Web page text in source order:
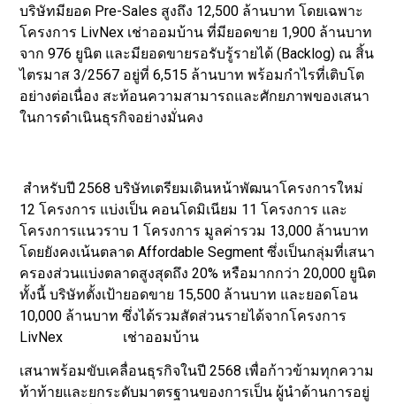
บริษัทมียอด Pre-Sales สูงถึง 12,500 ล้านบาท โดยเฉพาะ
โครงการ LivNex เช่าออมบ้าน ที่มียอดขาย 1,900 ล้านบาท
จาก 976 ยูนิต และมียอดขายรอรับรู้รายได้ (Backlog) ณ สิ้น
ไตรมาส 3/2567 อยู่ที่ 6,515 ล้านบาท พร้อมกำไรที่เติบโต
อย่างต่อเนื่อง สะท้อนความสามารถและศักยภาพของเสนา
ในการดำเนินธุรกิจอย่างมั่นคง
สำหรับปี 2568 บริษัทเตรียมเดินหน้าพัฒนาโครงการใหม่
12 โครงการ แบ่งเป็น คอนโดมิเนียม 11 โครงการ และ
โครงการแนวราบ 1 โครงการ มูลค่ารวม 13,000 ล้านบาท
โดยยังคงเน้นตลาด Affordable Segment ซึ่งเป็นกลุ่มที่เสนา
ครองส่วนแบ่งตลาดสูงสุดถึง 20% หรือมากกว่า 20,000 ยูนิต
ทั้งนี้ บริษัทตั้งเป้ายอดขาย 15,500 ล้านบาท และยอดโอน
10,000 ล้านบาท ซึ่งได้รวมสัดส่วนรายได้จากโครงการ
LivNex เช่าออมบ้าน
เสนาพร้อมขับเคลื่อนธุรกิจในปี 2568 เพื่อก้าวข้ามทุกความ
ท้าท้ายและยกระดับมาตรฐานของการเป็น ผู้นำด้านการอยู่